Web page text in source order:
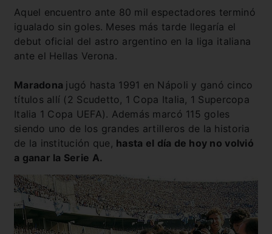
Aquel encuentro ante 80 mil espectadores terminó
igualado sin goles. Meses más tarde llegaría el
debut oficial del astro argentino en la liga italiana
ante el Hellas Verona.
Maradona jugó hasta 1991 en Nápoli y ganó cinco
títulos allí (2 Scudetto, 1 Copa Italia, 1 Supercopa
Italia 1 Copa UEFA). Además marcó 115 goles
siendo uno de los grandes artilleros de la historia
de la institución que, hasta el día de hoy no volvió
a ganar la Serie A.